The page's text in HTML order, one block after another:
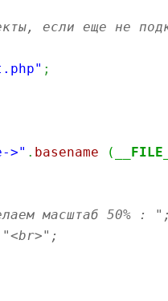
если еще не
;
>" . basename (
масштаб 50% : ";